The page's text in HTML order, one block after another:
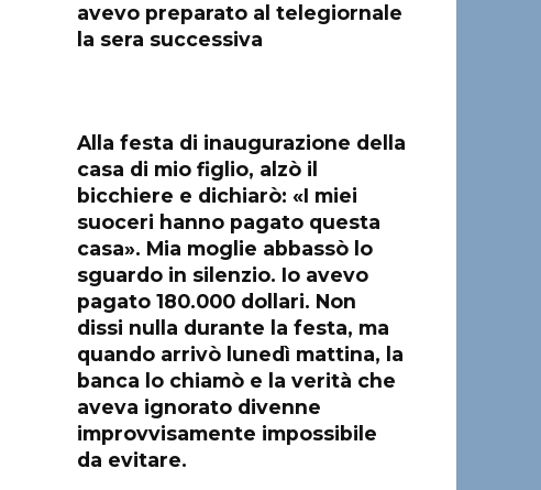
avevo preparato al telegiornale
la sera successiva
Alla festa di inaugurazione della
casa di mio figlio, alzò il
bicchiere e dichiarò: «I miei
suoceri hanno pagato questa
casa». Mia moglie abbassò lo
sguardo in silenzio. Io avevo
pagato 180.000 dollari. Non
dissi nulla durante la festa, ma
quando arrivò lunedì mattina, la
banca lo chiamò e la verità che
aveva ignorato divenne
improvvisamente impossibile
da evitare.